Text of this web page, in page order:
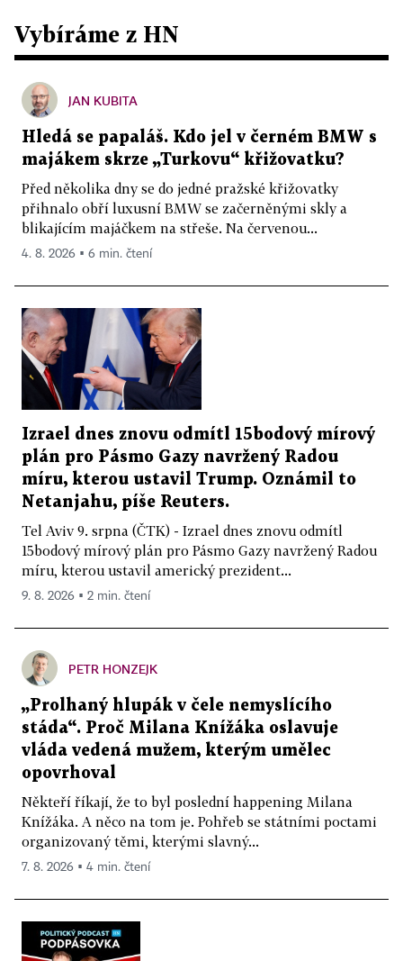
Vybíráme z HN
JAN KUBITA
Hledá se papaláš. Kdo jel v černém BMW s
majákem skrze „Turkovu“ křižovatku?
Před několika dny se do jedné pražské křižovatky
přihnalo obří luxusní BMW se začerněnými skly a
blikajícím majáčkem na střeše. Na červenou...
4. 8. 2026 ▪ 6 min. čtení
Izrael dnes znovu odmítl 15bodový mírový
plán pro Pásmo Gazy navržený Radou
míru, kterou ustavil Trump. Oznámil to
Netanjahu, píše Reuters.
Tel Aviv 9. srpna (ČTK) - Izrael dnes znovu odmítl
15bodový mírový plán pro Pásmo Gazy navržený Radou
míru, kterou ustavil americký prezident...
9. 8. 2026 ▪ 2 min. čtení
PETR HONZEJK
„Prolhaný hlupák v čele nemyslícího
stáda“. Proč Milana Knížáka oslavuje
vláda vedená mužem, kterým umělec
opovrhoval
Někteří říkají, že to byl poslední happening Milana
Knížáka. A něco na tom je. Pohřeb se státními poctami
organizovaný těmi, kterými slavný...
7. 8. 2026 ▪ 4 min. čtení